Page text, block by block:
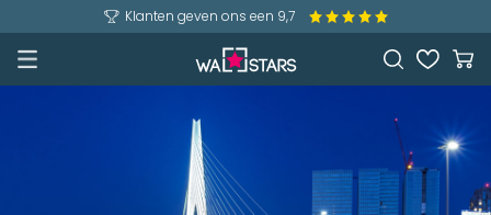
Klanten geven ons een 9,7